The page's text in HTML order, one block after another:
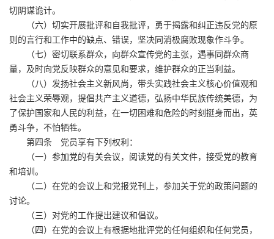
切阴谋诡计。
（六）切实开展批评和自我批评，勇于揭露和纠正违反党的原
则的言行和工作中的缺点、错误，坚决同消极腐败现象作斗争。
（七）密切联系群众，向群众宣传党的主张，遇事同群众商
量，及时向党反映群众的意见和要求，维护群众的正当利益。
（八）发扬社会主义新风尚，带头实践社会主义核心价值观和
社会主义荣辱观，提倡共产主义道德，弘扬中华民族传统美德，为
了保护国家和人民的利益，在一切困难和危险的时刻挺身而出，英
勇斗争，不怕牺牲。
第四条 党员享有下列权利：
（一）参加党的有关会议，阅读党的有关文件，接受党的教育
和培训。
（二）在党的会议上和党报党刊上，参加关于党的政策问题的
讨论。
（三）对党的工作提出建议和倡议。
（四）在党的会议上有根据地批评党的任何组织和任何党员，